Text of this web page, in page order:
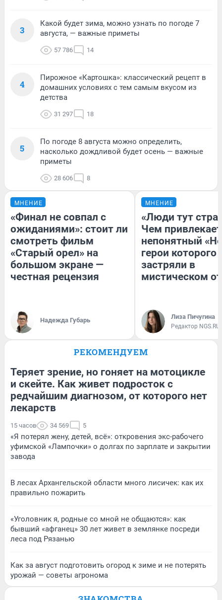
3
Какой будет зима, можно узнать по погоде 7
августа, — важные приметы
57 786 14
4
Пирожное «Картошка»: классический рецепт в
домашних условиях с тем самым вкусом из
детства
31 297 18
5
По погоде 8 августа можно определить,
насколько дождливой будет осень — важные
приметы
28 606 8
МНЕНИЕ
«Финал не совпал с
ожиданиями»: стоит ли
смотреть фильм
«Старый орел» на
большом экране —
честная рецензия
Надежда Губарь
МНЕНИЕ
«Люди тут
Чем привлекает
непонятный
герои которого
застряли в
мистическом
Лиза Пичугина
Редактор NGS.RU
РЕКОМЕНДУЕМ
Теряет зрение, но гоняет на мотоцикле
и скейте. Как живет подросток с
редчайшим диагнозом, от которого нет
лекарств
15 часов 34 569 5
«Я потерял жену, детей, всё»: откровения экс-рабочего
уфимской «Лампочки» о долгах по зарплате и закрытии
завода
В лесах Архангельской области много лисичек: как их
правильно пожарить
«Уголовник я, родные со мной не общаются»: как
бывший «афганец» 30 лет живет в землянке посреди
леса под Рязанью
Как за август подготовить огород к зиме и не потерять
урожай — советы агронома